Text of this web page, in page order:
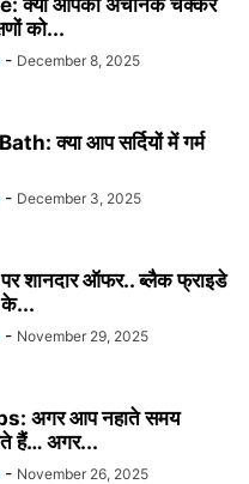
क्या आपको अचानक चक्कर
को...
- December 8, 2025
क्या आप सर्दियों में गर्म
- December 3, 2025
शानदार ऑफर.. ब्लैक फ्राइडे
के...
- November 29, 2025
अगर आप नहाते समय
हैं… अगर...
- November 26, 2025